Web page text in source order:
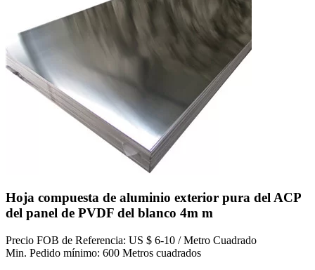
Hoja compuesta de aluminio exterior pura del ACP
del panel de PVDF del blanco 4m m
Precio FOB de Referencia: US $ 6-10 / Metro Cuadrado
Min. Pedido mínimo: 600 Metros cuadrados